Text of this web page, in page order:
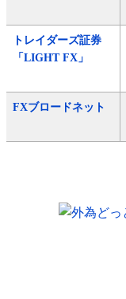
トレイダーズ証券
「LIGHT FX」
FXブロードネット